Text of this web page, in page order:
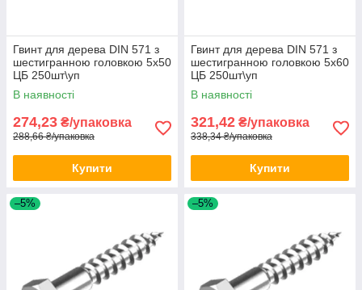
Гвинт для дерева DIN 571 з
шестигранною головкою 5х50
ЦБ 250шт\уп
В наявності
274,23 ₴/упаковка
288,66 ₴/упаковка
Купити
Гвинт для дерева DIN 571 з
шестигранною головкою 5х60
ЦБ 250шт\уп
В наявності
321,42 ₴/упаковка
338,34 ₴/упаковка
Купити
–5% –5%